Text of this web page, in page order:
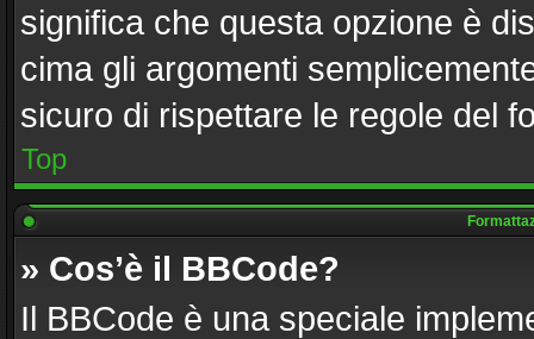
significa che questa opzione è
cima gli argomenti
sicuro di rispettare le regole del
Top
» Cos’è il BBCode?
Il BBCode è una speciale